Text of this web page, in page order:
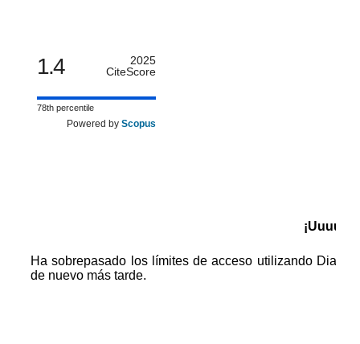
1.4
2025
CiteScore
78th percentile
Powered by Scopus